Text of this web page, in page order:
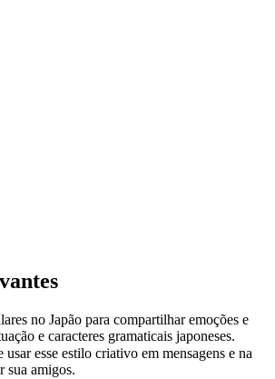
no Japão para compartilhar emoções e
e caracteres gramaticais japoneses.
esse estilo criativo em mensagens e na
sua amigos.